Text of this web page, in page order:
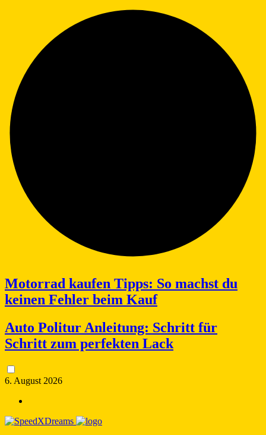
Motorrad kaufen Tipps: So machst du
keinen Fehler beim Kauf
Auto Politur Anleitung: Schritt für
Schritt zum perfekten Lack
6. August 2026